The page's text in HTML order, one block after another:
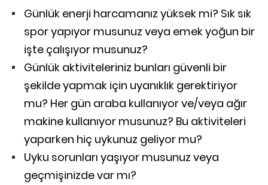
Günlük enerji harcamanız yüksek mi? Sık sık
spor yapıyor musunuz veya emek yoğun bir
işte çalışıyor musunuz?
Günlük aktiviteleriniz bunları güvenli bir
şekilde yapmak için uyanıklık gerektiriyor
mu? Her gün araba kullanıyor ve/veya ağır
makine kullanıyor musunuz? Bu aktiviteleri
yaparken hiç uykunuz geliyor mu?
Uyku sorunları yaşıyor musunuz veya
geçmişinizde var mı?